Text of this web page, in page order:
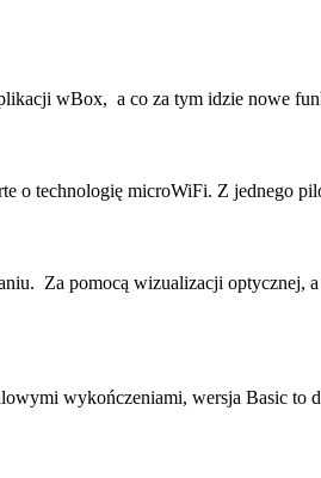
wBox, a co za tym idzie nowe
o technologię microWiFi. Z jednego
Za pomocą wizualizacji optycznej,
wykończeniami, wersja Basic to